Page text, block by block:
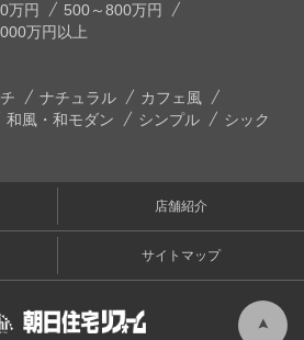
万円
500～800万円
万円以上
ナチュラル
カフェ風
和風・和モダン シンプル シック
店舗紹介
サイトマップ